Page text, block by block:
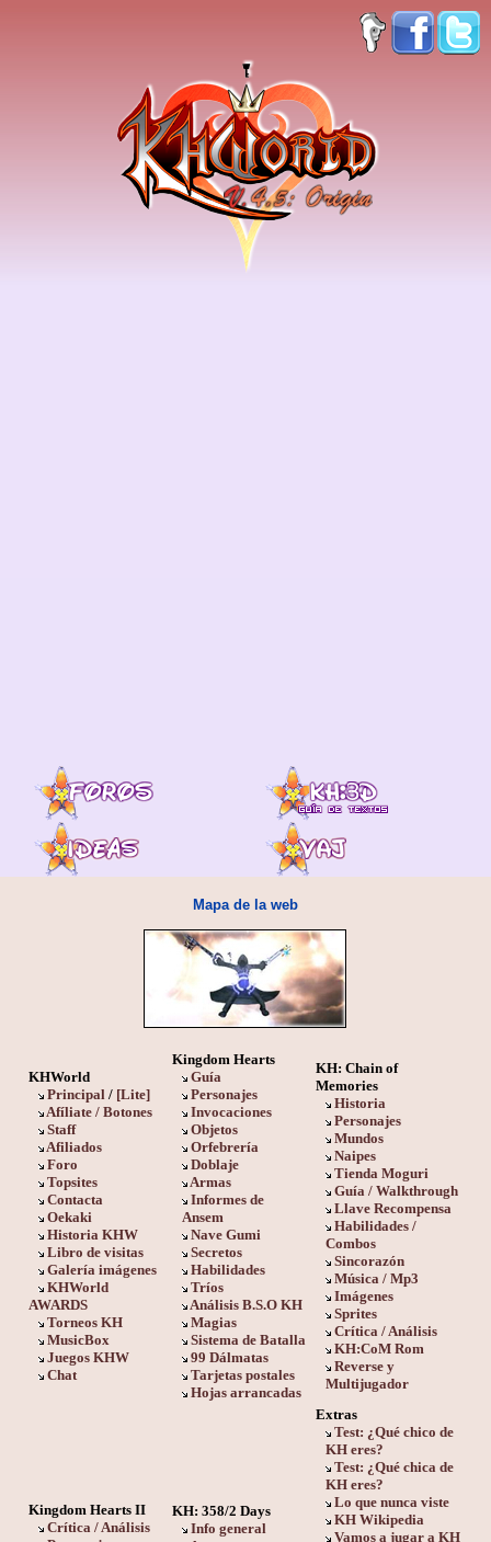
Mapa de la web
KHWorld
Principal / [Lite]
Afíliate / Botones
Staff
Afiliados
Foro
Topsites
Contacta
Oekaki
Historia KHW
Libro de visitas
Galería imágenes
KHWorld
AWARDS
Torneos KH
MusicBox
Juegos KHW
Chat
Kingdom Hearts
Guía
Personajes
Invocaciones
Objetos
Orfebrería
Doblaje
Armas
Informes de
Ansem
Nave Gumi
Secretos
Habilidades
Tríos
Análisis B.S.O KH
Magias
Sistema de Batalla
99 Dálmatas
Tarjetas postales
Hojas arrancadas
KH: Chain of
Memories
Historia
Personajes
Mundos
Naipes
Tienda Moguri
Guía / Walkthrough
Llave Recompensa
Habilidades /
Combos
Sincorazón
Música / Mp3
Imágenes
Sprites
Crítica / Análisis
KH:CoM Rom
Reverse y
Multijugador
Kingdom Hearts II
Crítica / Análisis
KH: 358/2 Days
Info general
Extras
Test: ¿Qué chico de
KH eres?
Test: ¿Qué chica de
KH eres?
Lo que nunca viste
KH Wikipedia
Vamos a jugar a KH